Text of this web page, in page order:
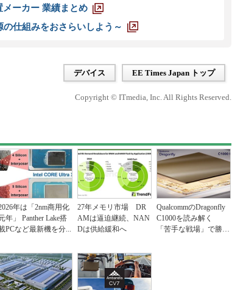
ーカー 業績まとめ
仕組みをおさらいしよう～
デバイス EE Times Japan トップ
Copyright © ITmedia, Inc. All Rights Reserved.
年は「2nm商用化
年」 Panther Lake搭
PCなど最新機を分...
27年メモリ市場 DR
AMは逼迫継続、NAN
Dは供給緩和へ
QualcommのDragonfly
C1000を読み解く
「苦手な戦場」で勝